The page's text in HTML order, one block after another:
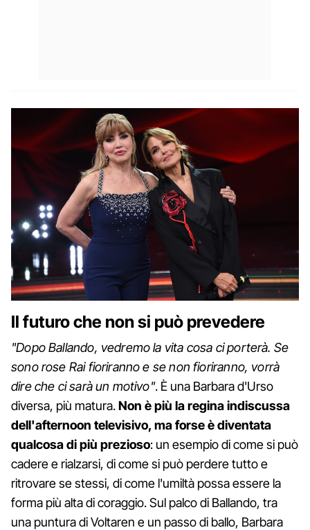
Il futuro che non si può prevedere
"Dopo Ballando, vedremo la vita cosa ci porterà. Se
sono rose Rai fioriranno e se non fioriranno, vorrà
dire che ci sarà un motivo". È una Barbara d'Urso
diversa, più matura.Non è più la regina indiscussa
dell'afternoon televisivo, ma forse è diventata
qualcosa di più prezioso: un esempio di come si può
cadere e rialzarsi, di come si può perdere tutto e
ritrovare se stessi, di come l'umiltà possa essere la
forma più alta di coraggio. Sul palco di Ballando, tra
una puntura di Voltaren e un passo di ballo, Barbara